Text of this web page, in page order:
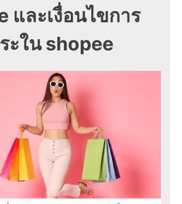
และเงื่อนไขการ
ะใน shopee